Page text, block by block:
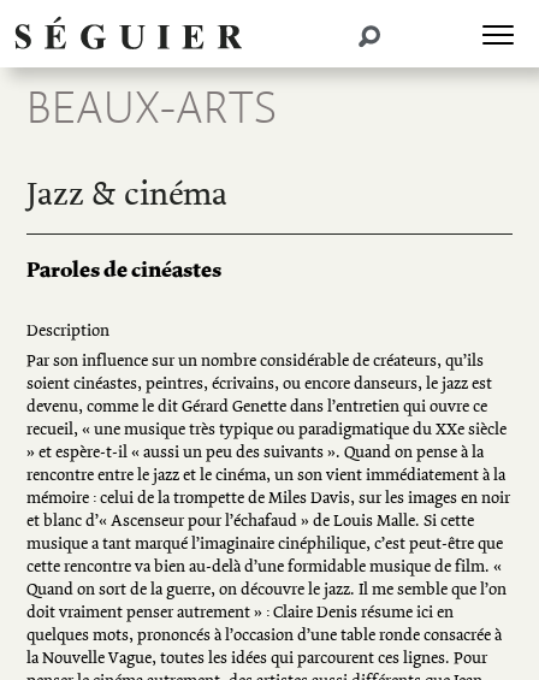
BEAUX-ARTS
Jazz & cinéma
Paroles de cinéastes
Description
Par son influence sur un nombre considérable de créateurs, qu’ils
soient cinéastes, peintres, écrivains, ou encore danseurs, le jazz est
devenu, comme le dit Gérard Genette dans l’entretien qui ouvre ce
recueil, « une musique très typique ou paradigmatique du XXe siècle
» et espère-t-il « aussi un peu des suivants ». Quand on pense à la
rencontre entre le jazz et le cinéma, un son vient immédiatement à la
mémoire : celui de la trompette de Miles Davis, sur les images en noir
et blanc d’« Ascenseur pour l’échafaud » de Louis Malle. Si cette
musique a tant marqué l’imaginaire cinéphilique, c’est peut-être que
cette rencontre va bien au-delà d’une formidable musique de film. «
Quand on sort de la guerre, on découvre le jazz. Il me semble que l’on
doit vraiment penser autrement » : Claire Denis résume ici en
quelques mots, prononcés à l’occasion d’une table ronde consacrée à
la Nouvelle Vague, toutes les idées qui parcourent ces lignes. Pour